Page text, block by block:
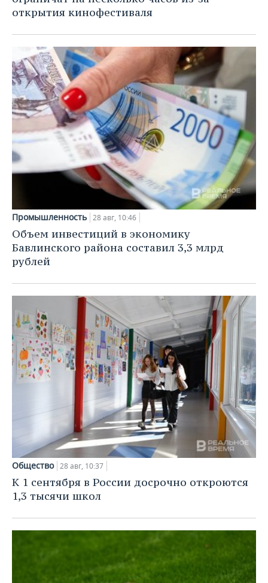
открытия кинофестиваля
Промышленность 28 авг, 10:46
Объем инвестиций в экономику
Бавлинского района составил 3,3 млрд
рублей
Общество 28 авг, 10:37
К 1 сентября в России досрочно откроются
1,3 тысячи школ